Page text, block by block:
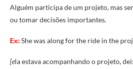
Alguém participa de um projeto, mas
ou tomar decisões importantes.
Ex: She was along for the ride in the
[ela estava acompanhando o projeto,